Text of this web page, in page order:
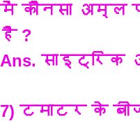
में कौनसा अम्ल
है ?
Ans.
7) टमाटर के